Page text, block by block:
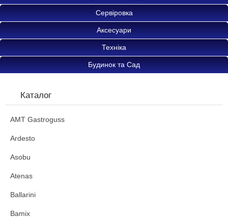
Сервіровка
Аксесуари
Техніка
Будинок та Сад
Каталог
AMT Gastroguss
Ardesto
Asobu
Atenas
Ballarini
Bamix